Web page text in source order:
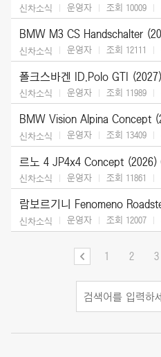
신차소식 운영자 조회 10009
BMW M3 CS Handschalter
신차소식 운영자 조회 12111
폴크스바겐 ID.Polo GTI (2027)
신차소식 운영자 조회 11989
BMW Vision Alpina Concept
신차소식 운영자 조회 13409
르노 4 JP4x4 Concept (2026)
신차소식 운영자 조회 11861
람보르기니 Fenomeno
신차소식 운영자 조회 12007
1 2 3